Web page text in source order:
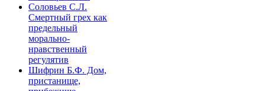
Соловьев С.Л.
Смертный грех как
предельный
морально-
нравственный
регулятив
Шифрин Б.Ф. Дом,
пристанище,